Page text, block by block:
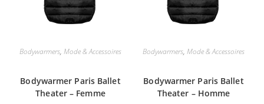
Bodywarmers, Mode & Accessoires
Bodywarmer Paris Ballet
Theater – Femme
Bodywarmers, Mode & Accessoires
Bodywarmer Paris Ballet
Theater – Homme